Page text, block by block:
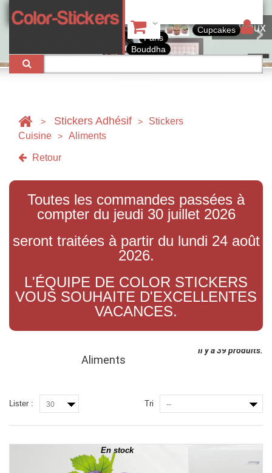
Tableaux
Bouddha
Paris
Cupcakes
> Stickers Adhésif >
Stickers
Cuisine
> Aliments
Retour
Toutes les commandes passées à
compter du jeudi 30 juillet 2026
seront traitées à partir du lundi 24 août
2026.
L'ÉQUIPE DE COLOR STICKERS
VOUS SOUHAITE D'EXCELLENTES
VACANCES.
Aliments
Il y a 39 produits.
Tri --
Lister : 30
En stock